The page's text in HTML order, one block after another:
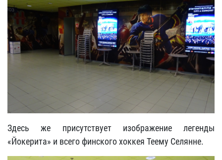
Здесь же присутствует изображение легенды
«Йокерита» и всего финского хоккея Теему Селянне.